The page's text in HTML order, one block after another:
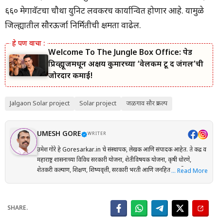
६६० मेगावॅटचा चौथा युनिट लवकरच कार्यान्वित होणार आहे. यामुळे
जिल्ह्यातील सौरऊर्जा निर्मितीची क्षमता वाढेल.
Welcome To The Jungle Box Office: पेड
प्रिव्ह्यूजमधून अक्षय कुमारच्या ‘वेलकम टू द जंगल’ची
जोरदार कमाई!
Jalgaon Solar project Solar project जळगाव सौर प्रकल्प
UMESH GORE WRITER
उमेश गोरे हे Goresarkar.in चे संस्थापक, लेखक आणि संपादक आहेत. ते केंद्र व
महाराष्ट्र शासनाच्या विविध सरकारी योजना, शेतीविषयक योजना, कृषी धोरणे,
शेतकरी कल्याण, शिक्षण, शिष्यवृत्ती, सरकारी भरती आणि जनहिताच्या विषयांवर
आणि संबंधित अधिकृत स्रोतांचा संदर्भ घेऊन माहितीची पडताळणी केली जाते.
वाचकांना अर्ज प्रक्रिया, पात्रता, आवश्यक कागदपत्रे, लाभ, अंतिम मुदत आणि
… Read More
SHARE.